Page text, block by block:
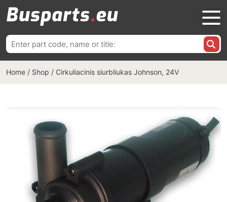
Ieškoti:
Home / Shop / Cirkuliacinis siurbliukas Johnson, 24V